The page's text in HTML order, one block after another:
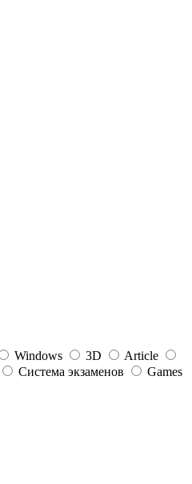
Windows 3D
Article
Система экзаменов
Games